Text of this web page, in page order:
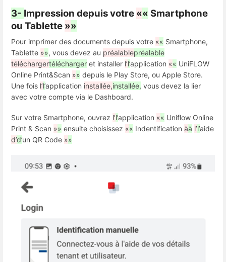
3- Impression depuis votre «« Smartphone
ou Tablette »»
Pour imprimer des documents depuis votre «« Smartphone,
Tablette »», vous devez au préalablepréalable
téléchargertélécharger et installer l’l’application «« UniFLOW
Online Print&Scan »» depuis le Play Store, ou Apple Store.
Une fois l’l’application installée,installée, vous devez la lier
avec votre compte via le Dashboard.
Sur votre Smartphone, ouvrez l’l’application «« Uniflow Online
Print & Scan »» ensuite choisissez «« Indentification àà l’l’aide
d’d’un QR Code »»